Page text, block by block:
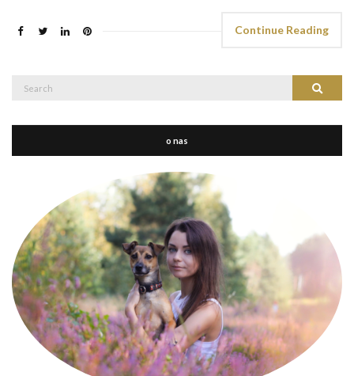
Continue Reading
Search
o nas